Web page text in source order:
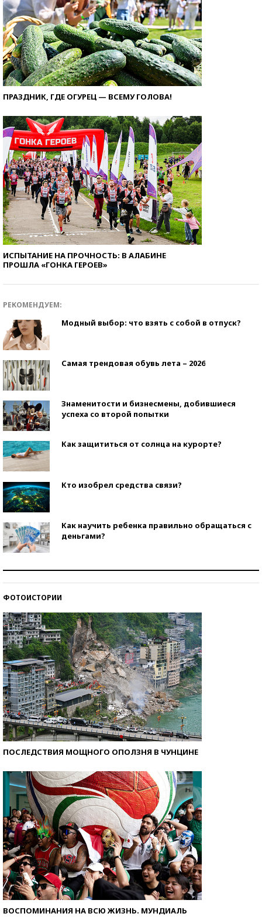
ПРАЗДНИК, ГДЕ ОГУРЕЦ — ВСЕМУ ГОЛОВА!
ИСПЫТАНИЕ НА ПРОЧНОСТЬ: В АЛАБИНЕ
ПРОШЛА «ГОНКА ГЕРОЕВ»
РЕКОМЕНДУЕМ:
Модный выбор: что взять с собой в отпуск?
Самая трендовая обувь лета – 2026
Знаменитости и бизнесмены, добившиеся
успеха со второй попытки
Как защититься от солнца на курорте?
Кто изобрел средства связи?
Как научить ребенка правильно обращаться с
деньгами?
ФОТОИСТОРИИ
ПОСЛЕДСТВИЯ МОЩНОГО ОПОЛЗНЯ В ЧУНЦИНЕ
ВОСПОМИНАНИЯ НА ВСЮ ЖИЗНЬ. МУНДИАЛЬ